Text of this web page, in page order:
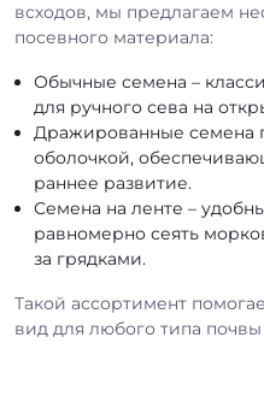
всходов, мы предлагаем
посевного материала:
Обычные семена –
для ручного сева на
Дражированные семена
оболочкой,
раннее развитие.
Семена на ленте –
равномерно сеять
за грядками.
Такой ассортимент
вид для любого типа